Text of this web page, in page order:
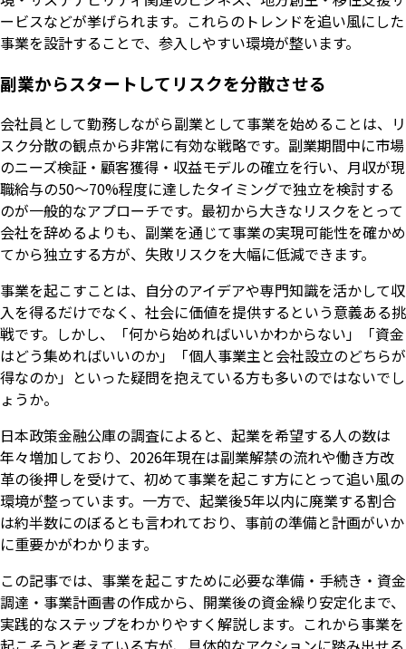
ービスなどが挙げられます。これらのトレンドを追い風にした
事業を設計することで、参入しやすい環境が整います。
副業からスタートしてリスクを分散させる
会社員として勤務しながら副業として事業を始めることは、リ
スク分散の観点から非常に有効な戦略です。副業期間中に市場
のニーズ検証・顧客獲得・収益モデルの確立を行い、月収が現
職給与の50〜70%程度に達したタイミングで独立を検討する
のが一般的なアプローチです。最初から大きなリスクをとって
会社を辞めるよりも、副業を通じて事業の実現可能性を確かめ
てから独立する方が、失敗リスクを大幅に低減できます。
事業を起こすことは、自分のアイデアや専門知識を活かして収
入を得るだけでなく、社会に価値を提供するという意義ある挑
戦です。しかし、「何から始めればいいかわからない」「資金
はどう集めればいいのか」「個人事業主と会社設立のどちらが
得なのか」といった疑問を抱えている方も多いのではないでし
ょうか。
日本政策金融公庫の調査によると、起業を希望する人の数は
年々増加しており、2026年現在は副業解禁の流れや働き方改
革の後押しを受けて、初めて事業を起こす方にとって追い風の
環境が整っています。一方で、起業後5年以内に廃業する割合
は約半数にのぼるとも言われており、事前の準備と計画がいか
に重要かがわかります。
この記事では、事業を起こすために必要な準備・手続き・資金
調達・事業計画書の作成から、開業後の資金繰り安定化まで、
実践的なステップをわかりやすく解説します。これから事業を